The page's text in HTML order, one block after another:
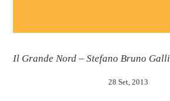
Il Grande Nord – Stefano Bruno Galli
28 Set, 2013